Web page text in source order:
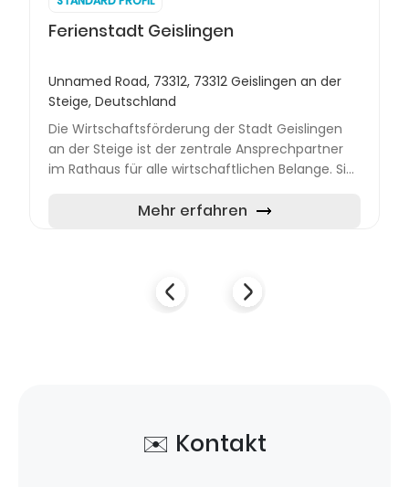
Ferienstadt Geislingen
Unnamed Road, 73312, 73312 Geislingen an der
Steige, Deutschland
Die Wirtschaftsförderung der Stadt Geislingen
an der Steige ist der zentrale Ansprechpartner
im Rathaus für alle wirtschaftlichen Belange. Sie
Mehr erfahren
✉️ Kontakt